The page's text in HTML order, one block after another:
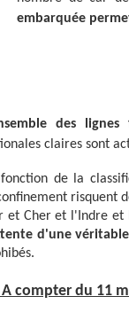
embarquée
des
claires sont
fonction de la
risquent
et Cher et l'Indre et
d'une
A compter du 11